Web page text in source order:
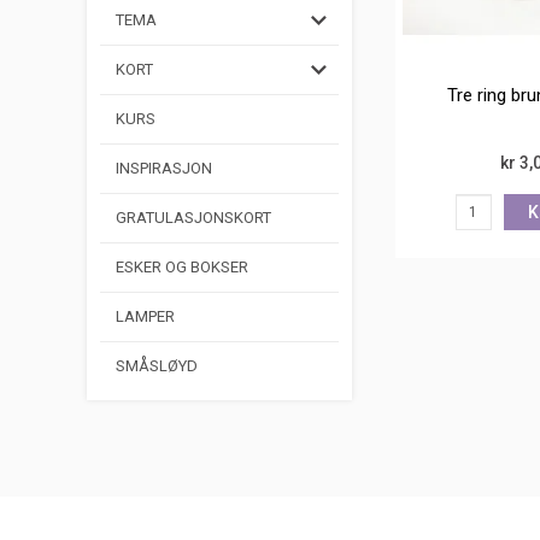
TEMA
KORT
KURS
INSPIRASJON
GRATULASJONSKORT
ESKER OG BOKSER
LAMPER
SMÅSLØYD
Tre ring
kr